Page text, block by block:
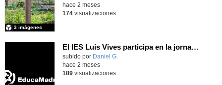
3 imágenes
hace 2 meses
174visualizaciones
El IES Luis Vives participa en la jornada de trabajo sobre mecanizado CNC e Industria 4.0
subido por Daniel G.
hace 2 meses
189visualizaciones